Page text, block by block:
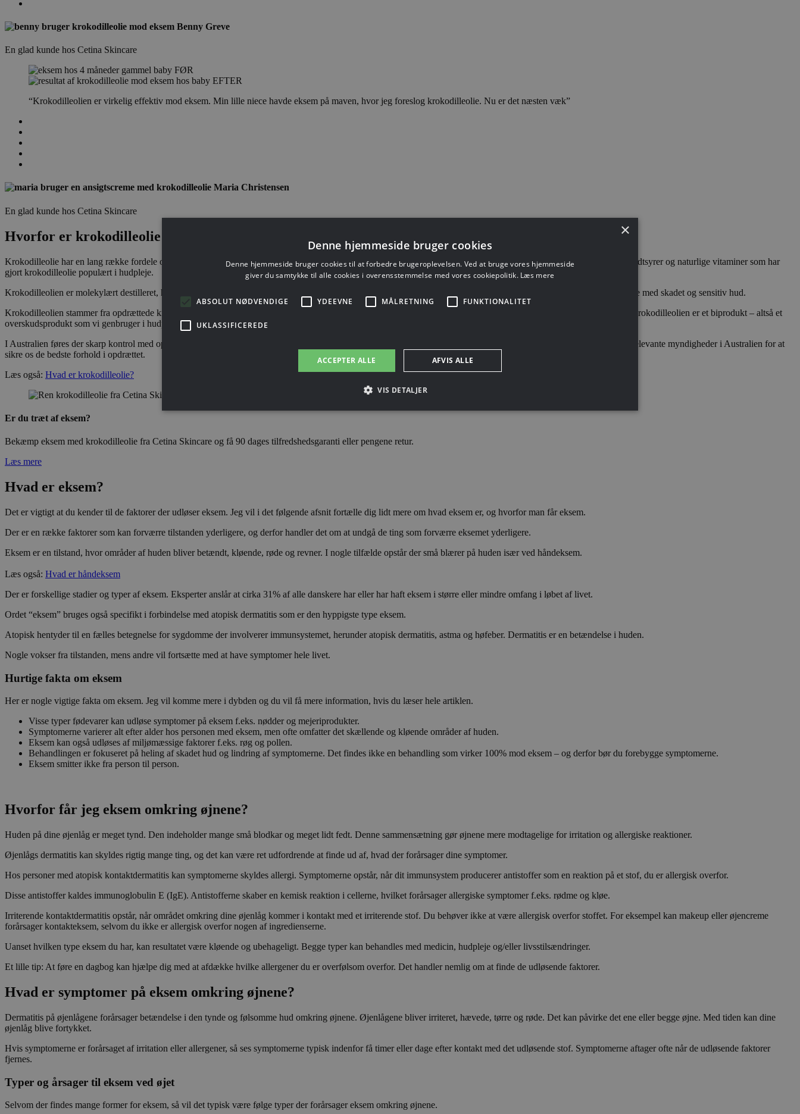
Benny Greve
En glad kunde hos Cetina Skincare
FØR
EFTER
“Krokodilleolien er virkelig effektiv mod eksem. Min lille niece havde eksem på maven, hvor jeg foreslog krokodilleolie. Nu er det næsten væk”
Maria Christensen
En glad kunde hos Cetina Skincare
Hvorfor er krokodilleolie effektiv mod eksem?
Krokodilleolie har en lang række fordele og egenskaber i hudpleje mod forskellige typer hudlidelser især eksem. Krokodilleolie er rig på essentielle omega 3, 6, 7 og 9 fedtsyrer og naturlige vitaminer som har
gjort krokodilleolie populært i hudpleje.
Krokodilleolien er molekylært destilleret, hvilket betyder, at den er fremstillet uden brug af kemikalier og tilsætningsstoffer. Netop derfor er krokodilleolie populær for alle med skadet og sensitiv hud.
Krokodilleolien stammer fra opdrættede krokodiller i Australien. Her opdrættes de på farme ligesom kvæg i Danmark. Kødet bliver solgt til fødevareindustrien og selve krokodilleolien er et biprodukt – altså et
overskudsprodukt som vi genbruger i hudpleje. Ingen krokodiller bliver opdrættet med det formål at udvinde krokodilleolie.
I Australien føres der skarp kontrol med opdrættet for at sikrer de bedste forhold. Cetina Skincare er CITES godkendt af Naturstyrelsen i Danmark, og godkendt af alle relevante myndigheder i Australien for at
sikre os de bedste forhold i opdrættet.
Læs også: Hvad er krokodilleolie?
Er du træt af eksem?
Bekæmp eksem med krokodilleolie fra Cetina Skincare og få 90 dages tilfredshedsgaranti eller pengene retur.
Læs mere
Hvad er eksem?
Det er vigtigt at du kender til de faktorer der udløser eksem. Jeg vil i det følgende afsnit fortælle dig lidt mere om hvad eksem er, og hvorfor man får eksem.
Der er en række faktorer som kan forværre tilstanden yderligere, og derfor handler det om at undgå de ting som forværre eksemet yderligere.
Eksem er en tilstand, hvor områder af huden bliver betændt, kløende, røde og revner. I nogle tilfælde opstår der små blærer på huden især ved håndeksem.
Læs også: Hvad er håndeksem
Der er forskellige stadier og typer af eksem. Eksperter anslår at cirka 31% af alle danskere har eller har haft eksem i større eller mindre omfang i løbet af livet.
Ordet “eksem” bruges også specifikt i forbindelse med atopisk dermatitis som er den hyppigste type eksem.
Atopisk hentyder til en fælles betegnelse for sygdomme der involverer immunsystemet, herunder atopisk dermatitis, astma og høfeber. Dermatitis er en betændelse i huden.
Nogle vokser fra tilstanden, mens andre vil fortsætte med at have symptomer hele livet.
Hurtige fakta om eksem
Her er nogle vigtige fakta om eksem. Jeg vil komme mere i dybden og du vil få mere information, hvis du læser hele artiklen.
Visse typer fødevarer kan udløse symptomer på eksem f.eks. nødder og mejeriprodukter.
Symptomerne varierer alt efter alder hos personen med eksem, men ofte omfatter det skællende og kløende områder af huden.
Eksem kan også udløses af miljømæssige faktorer f.eks. røg og pollen.
Behandlingen er fokuseret på heling af skadet hud og lindring af symptomerne. Det findes ikke en behandling som virker 100% mod eksem – og derfor bør du forebygge symptomerne.
Eksem smitter ikke fra person til person.
Hvorfor får jeg eksem omkring øjnene?
Huden på dine øjenlåg er meget tynd. Den indeholder mange små blodkar og meget lidt fedt. Denne sammensætning gør øjnene mere modtagelige for irritation og allergiske reaktioner.
Øjenlågs dermatitis kan skyldes rigtig mange ting, og det kan være ret udfordrende at finde ud af, hvad der forårsager dine symptomer.
Hos personer med atopisk kontaktdermatitis kan symptomerne skyldes allergi. Symptomerne opstår, når dit immunsystem producerer antistoffer som en reaktion på et stof, du er allergisk overfor.
Disse antistoffer kaldes immunoglobulin E (IgE). Antistofferne skaber en kemisk reaktion i cellerne, hvilket forårsager allergiske symptomer f.eks. rødme og kløe.
Irriterende kontaktdermatitis opstår, når området omkring dine øjenlåg kommer i kontakt med et irriterende stof. Du behøver ikke at være allergisk overfor stoffet. For eksempel kan makeup eller øjencreme
forårsager kontakteksem, selvom du ikke er allergisk overfor nogen af ingredienserne.
Uanset hvilken type eksem du har, kan resultatet være kløende og ubehageligt. Begge typer kan behandles med medicin, hudpleje og/eller livsstilsændringer.
Et lille tip: At føre en dagbog kan hjælpe dig med at afdække hvilke allergener du er overfølsom overfor. Det handler nemlig om at finde de udløsende faktorer.
Hvad er symptomer på eksem omkring øjnene?
Dermatitis på øjenlågene forårsager betændelse i den tynde og følsomme hud omkring øjnene. Øjenlågene bliver irriteret, hævede, tørre og røde. Det kan påvirke det ene eller begge øjne. Med tiden kan dine
øjenlåg blive fortykket.
Hvis symptomerne er forårsaget af irritation eller allergener, så ses symptomerne typisk indenfor få timer eller dage efter kontakt med det udløsende stof. Symptomerne aftager ofte når de udløsende faktorer
fjernes.
Typer og årsager til eksem ved øjet
Selvom der findes mange former for eksem, så vil det typisk være følge typer der forårsager eksem omkring øjnene.
×
Denne hjemmeside bruger cookies
Denne hjemmeside bruger cookies til at forbedre brugeroplevelsen. Ved at bruge vores hjemmeside
giver du samtykke til alle cookies i overensstemmelse med vores cookiepolitik. Læs mere
ABSOLUT NØDVENDIGE YDEEVNE MÅLRETNING FUNKTIONALITET
UKLASSIFICEREDE
ACCEPTER ALLE AFVIS ALLE
VIS DETALJER